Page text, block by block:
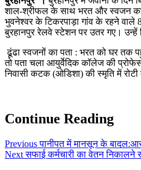
शाल-श्रीफल के साथ भरत और स्वजन का
भुवनेश्वर के टिकरपाड़ा गांव के रहने वाले
बुरहानपुर रेलवे स्टेशन पर उतर गए। उन्हें
ढूंढा स्वजनों का पता : भरत को घर तक
तो पता चला आयुर्वेदिक कॉलेज की
निवासी कटक (ओडिशा) की स्मृति में
Continue Reading
Previousपानीपत में मानसून के
Nextसफाई कर्मचारी का वेतन निकालने